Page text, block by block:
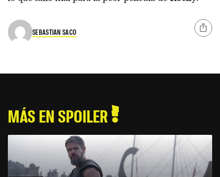
SEBASTIAN SACO
MÁS EN SPOILER